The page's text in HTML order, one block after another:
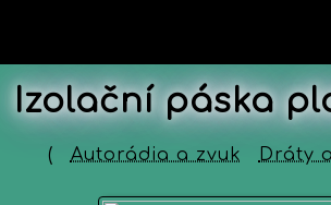
Izolační páska
( Autorádia a zvuk Dráty